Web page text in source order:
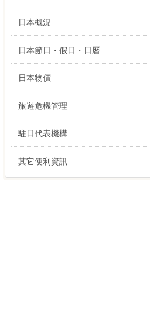
日本概況
日本節日・假日・日曆
日本物價
旅遊危機管理
駐日代表機構
其它便利資訊